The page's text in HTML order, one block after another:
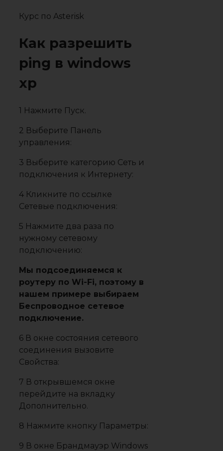
Курс по Asterisk
Как разрешить
ping в windows
xp
1 Нажмите Пуск.
2 Выберите Панель
управления:
3 Выберите категорию Сеть и
подключения к Интернету:
4 Кликните по ссылке
Сетевые подключения:
5 Нажмите два раза по
нужному сетевому
подключению:
Мы подсоединяемся к
роутеру по Wi-Fi, поэтому в
нашем примере выбираем
Беспроводное сетевое
подключение.
6 В окне состояния сетевого
соединения вызовите
Свойства:
7 В открывшемся окне
перейдите на вкладку
Дополнительно.
8 Нажмите кнопку Параметры:
9 В окне Брандмауэр Windows